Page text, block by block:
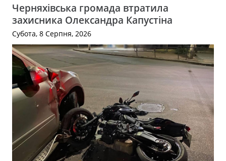
Черняхівська громада втратила
захисника Олександра Капустіна
Субота, 8 Серпня, 2026